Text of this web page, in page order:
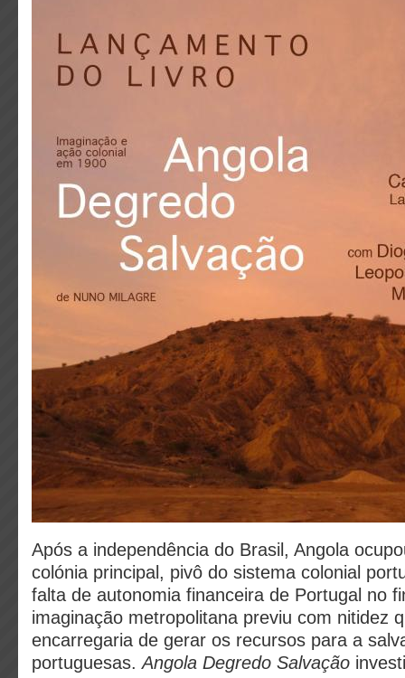
Após a independência do Brasil, Angola
colónia principal, pivô do sistema colonial
falta de autonomia financeira de Portugal no
imaginação metropolitana previu com nitidez
encarregaria de gerar os recursos para a
portuguesas.Angola Degredo Salvação